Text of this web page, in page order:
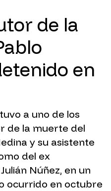
de la
en
a uno de los
de la muerte del
y su asistente
del ex
Núñez, en un
ocurrido en octubre